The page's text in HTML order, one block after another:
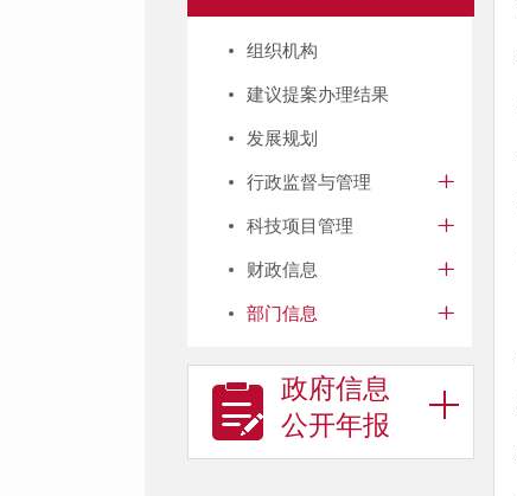
组织机构
建议提案办理结果
发展规划
行政监督与管理
科技项目管理
财政信息
部门信息
政府信息
公开年报